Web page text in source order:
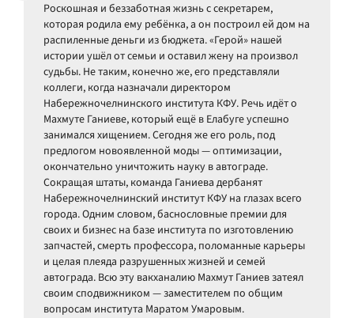
Роскошная и беззаботная жизнь с секретарем,
которая родила ему ребёнка, а он построил ей дом на
распиленные деньги из бюджета. «Герой» нашей
истории ушёл от семьи и оставил жену на произвол
судьбы. Не таким, конечно же, его представляли
коллеги, когда назначали директором
Набережночелнинского института КФУ. Речь идёт о
Махмуте Ганиеве, который ещё в Елабуге успешно
занимался хищением. Сегодня же его роль, под
предлогом новоявленной моды — оптимизации,
окончательно уничтожить науку в автограде.
Сокращая штаты, команда Ганиева дербанят
Набережночелнинский институт КФУ на глазах всего
города. Одним словом, баснословные премии для
своих и бизнес на базе института по изготовлению
запчастей, смерть профессора, поломанные карьеры
и целая плеяда разрушенных жизней и семей
автограда. Всю эту вакханалию Махмут Ганиев затеял
своим сподвижником — заместителем по общим
вопросам института Маратом Умаровым.